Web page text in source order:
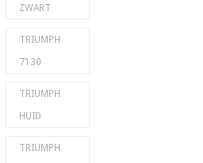
ZWART
TRIUMPH
7130
TRIUMPH
HUID
TRIUMPH